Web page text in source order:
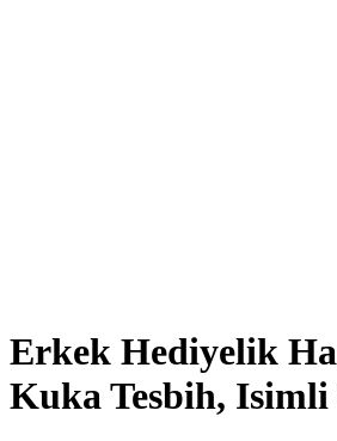
Erkek Hediyelik
Kuka Tesbih, Isimli